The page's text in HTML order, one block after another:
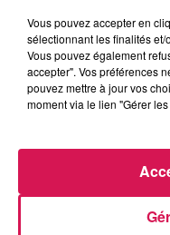
LES ARTICLES
Vous pouvez accepter en
sélectionnant les finalités
Vous pouvez également
accepter". Vos préférences
pouvez mettre à jour vos
moment via le lien "Gérer